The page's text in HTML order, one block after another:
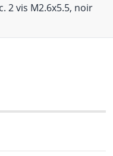
2 vis M2.6x5.5, noir